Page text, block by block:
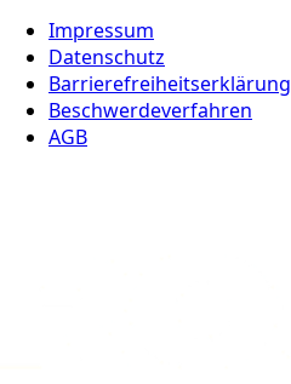
Impressum
Datenschutz
Barrierefreiheitserklärung
Beschwerdeverfahren
AGB